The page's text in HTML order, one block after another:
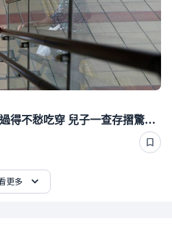
78歲老母月領1.2萬年金卻過得不愁吃穿 兒子一查存摺驚呆了
更多